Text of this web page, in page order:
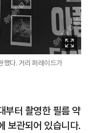
했다. 거리 퍼레이드가
부터 촬영한 필름 약
보관되어 있습니다.